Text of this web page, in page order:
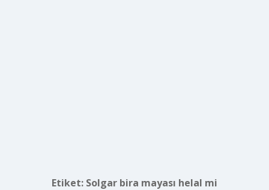
Etiket: Solgar bira mayası helal mi